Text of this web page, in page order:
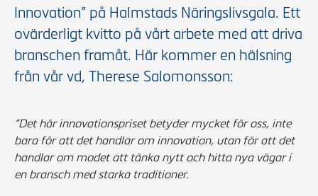
Innovation” på Halmstads Näringslivsgala. Ett
ovärderligt kvitto på vårt arbete med att driva
branschen framåt. Här kommer en hälsning
från vår vd, Therese Salomonsson:
“Det här innovationspriset betyder mycket för oss, inte
bara för att det handlar om innovation, utan för att det
handlar om modet att tänka nytt och hitta nya vägar i
en bransch med starka traditioner.